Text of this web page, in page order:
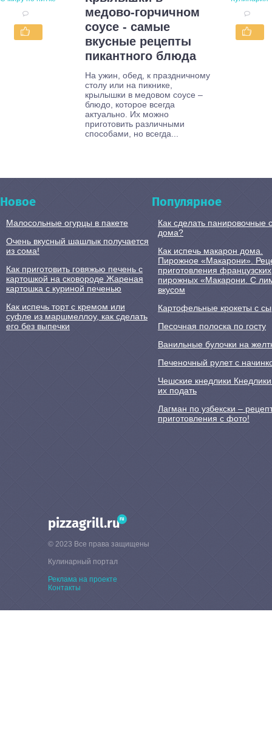
медово-горчичном
соусе - самые
вкусные рецепты
пикантного блюда
На ужин, обед, к праздничному
столу или на пикнике,
крылышки в медовом соусе –
блюдо, которое всегда
актуально. Их можно
приготовить различными
способами, но всегда...
Новое
Малосольные огурцы в пакете
Очень вкусный шашлык получается
из сома!
Как приготовить говяжью печень с
картошкой на сковороде Жареная
картошка с куриной печенью
Как испечь торт с кремом или
суфле из маршмеллоу, как сделать
его без выпечки
Популярное
Как сделать панировочные
дома?
Как испечь макарон дома.
Пирожное «Макарони».
приготовления французских
пирожных «Макарони. С
вкусом
Картофельные крокеты с
Песочная полоска по госту
Ванильные булочки на
Печеночный рулет с
Чешские кнедлики
их подать
Лагман по узбекски –
приготовления с фото!
pizzagrill.ruru
© 2023 Все права защищены
Кулинарный портал
Реклама на проекте
Контакты